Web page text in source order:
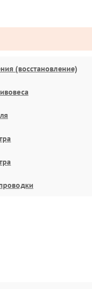
(восстановление)